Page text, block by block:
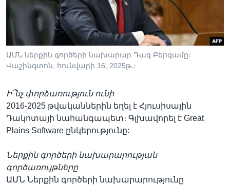
ԱՄՆ ներքին գործերի նախարար Դագ Բերգամը։
Վաշինգտոն, հունվարի 16, 2025թ․։
Ի՞նչ փորձառություն ունի
2016-2025 թվականներին եղել է Հյուսիսային
Դակոտայի նահանգապետ։ Գլխավորել է Great
Plains Software ընկերությունը:
Ներքին գործերի նախարարության
գործառույթները
ԱՄՆ Ներքին գործերի նախարարությունը